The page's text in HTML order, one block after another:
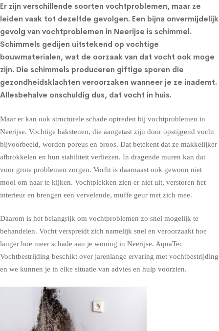
Er zijn verschillende soorten vochtproblemen, maar ze
leiden vaak tot dezelfde gevolgen. Een bijna onvermijdelijk
gevolg van vochtproblemen in Neerijse is schimmel.
Schimmels gedijen uitstekend op vochtige
bouwmaterialen, wat de oorzaak van dat vocht ook moge
zijn. Die schimmels produceren giftige sporen die
gezondheidsklachten veroorzaken wanneer je ze inademt.
Allesbehalve onschuldig dus, dat vocht in huis.
Maar er kan ook structurele schade optreden bij vochtproblemen in
Neerijse. Vochtige bakstenen, die aangetast zijn door opstijgend vocht
bijvoorbeeld, worden poreus en broos. Dat betekent dat ze makkelijker
afbrokkelen en hun stabiliteit verliezen. In dragende muren kan dat
voor grote problemen zorgen. Vocht is daarnaast ook gewoon niet
mooi om naar te kijken. Vochtplekken zien er niet uit, verstoren het
interieur en brengen een vervelende, muffe geur met zich mee.
Daarom is het belangrijk om vochtproblemen zo snel mogelijk te
behandelen. Vocht verspreidt zich namelijk snel en veroorzaakt hoe
langer hoe meer schade aan je woning in Neerijse. AquaTec
Vochtbestrijding beschikt over jarenlange ervaring met vochtbestrijding
en we kunnen je in elke situatie van advies en hulp voorzien.